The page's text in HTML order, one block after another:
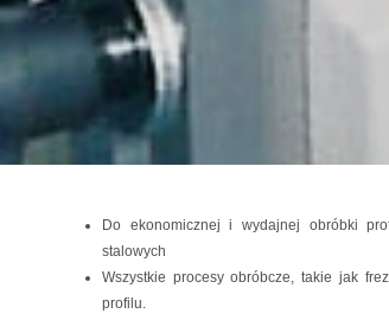
Do ekonomicznej i wydajnej obróbki
stalowych
Wszystkie procesy obróbcze, takie jak
profilu.